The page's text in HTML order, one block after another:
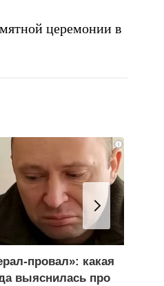
церемонии в
i
провал»: какая
выяснилась про